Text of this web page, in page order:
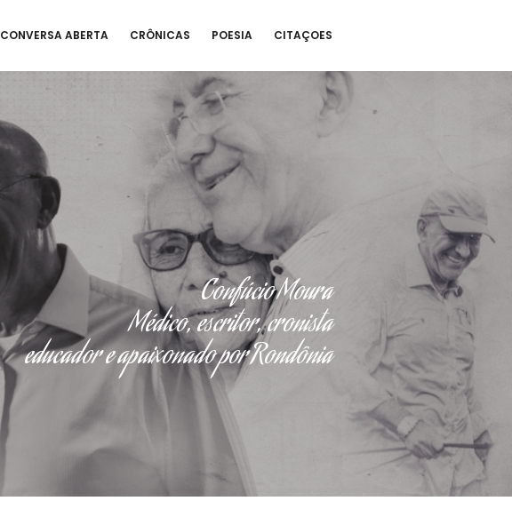
CONVERSA ABERTA CRÔNICAS POESIA CITAÇOES
Confúcio Moura
Médico, escritor, cronista
educador e apaixonado por Rondônia